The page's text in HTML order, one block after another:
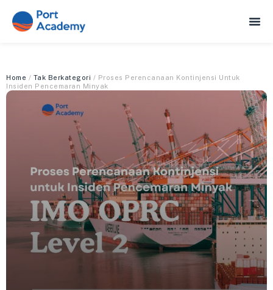
Home / Tak Berkategori / Proses Perencanaan Kontinjensi Untuk
Insiden Pencemaran Minyak